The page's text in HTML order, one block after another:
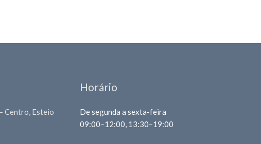
Centro, Esteio
Horário
De segunda a sexta-feira
09:00–12:00, 13:30–19:00